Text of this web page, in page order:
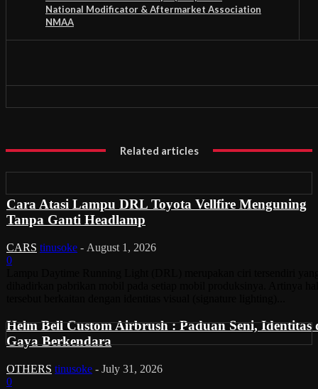
National Modificator & Aftermarket Association
NMAA
Related articles
Cara Atasi Lampu DRL Toyota Vellfire Menguning
Tanpa Ganti Headlamp
CARS tinusoke - August 1, 2026
0
Helm Bell Custom Airbrush : Paduan Seni, Identitas
Gaya Berkendara
OTHERS tinusoke - July 31, 2026
0